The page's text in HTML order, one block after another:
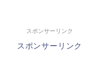
スポンサーリンク
スポンサーリンク